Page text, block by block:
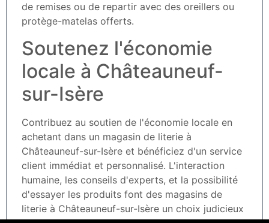
de remises ou de repartir avec des oreillers ou
protège-matelas offerts.
Soutenez l'économie
locale à Châteauneuf-
sur-Isère
Contribuez au soutien de l'économie locale en
achetant dans un magasin de literie à
Châteauneuf-sur-Isère et bénéficiez d'un service
client immédiat et personnalisé. L'interaction
humaine, les conseils d'experts, et la possibilité
d'essayer les produits font des magasins de
literie à Châteauneuf-sur-Isère un choix judicieux